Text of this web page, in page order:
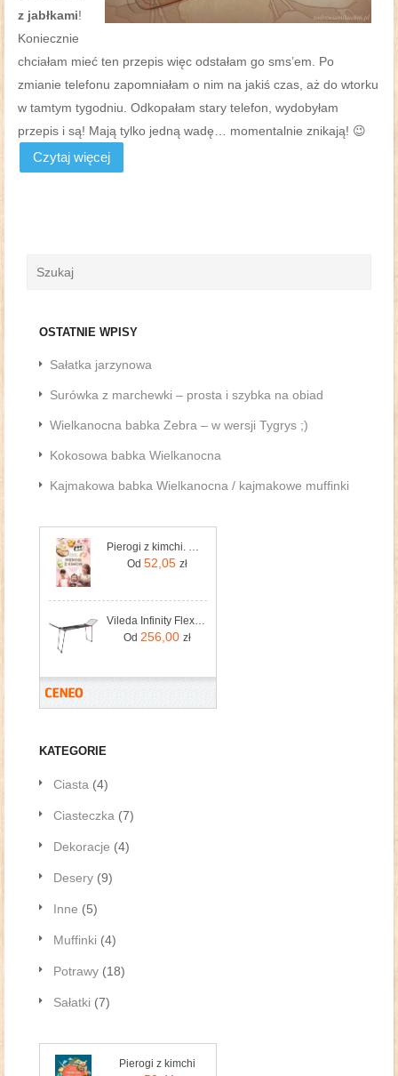
z jabłkami!
Koniecznie
chciałam mieć ten przepis więc odstałam go sms’em. Po
zmianie telefonu zapomniałam o nim na jakiś czas, aż do wtorku
w tamtym tygodniu. Odkopałam stary telefon, wydobyłam
przepis i są! Mają tylko jedną wadę… momentalnie znikają! 😉
Czytaj więcej
OSTATNIE WPISY
Sałatka jarzynowa
Surówka z marchewki – prosta i szybka na obiad
Wielkanocna babka Zebra – w wersji Tygrys ;)
Kokosowa babka Wielkanocna
Kajmakowa babka Wielkanocna / kajmakowe muffinki
Pierogi z kimchi. Moje ulubione azjatyckie przepisy
Od 52,05 zł
Vileda Infinity Flex Suszarka Na Pranie Czarny (178872)
Od 256,00 zł
KATEGORIE
Ciasta (4)
Ciasteczka (7)
Dekoracje (4)
Desery (9)
Inne (5)
Muffinki (4)
Potrawy (18)
Sałatki (7)
Pierogi z kimchi